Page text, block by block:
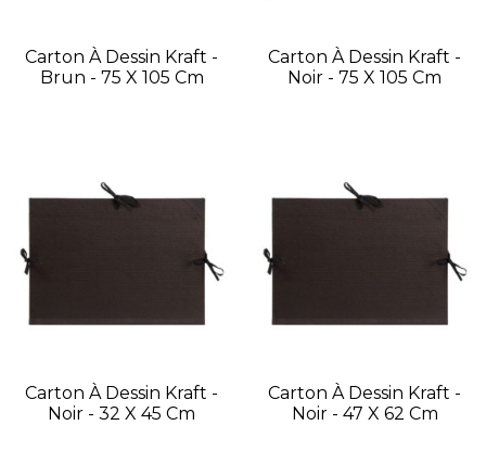
Carton À Dessin Kraft -
Brun - 75 X 105 Cm
Carton À Dessin Kraft -
Noir - 75 X 105 Cm
Carton À Dessin Kraft -
Noir - 32 X 45 Cm
Carton À Dessin Kraft -
Noir - 47 X 62 Cm